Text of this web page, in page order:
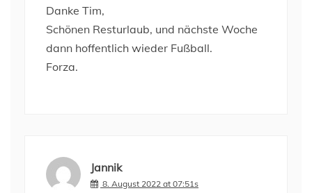
Danke Tim,
Schönen Resturlaub, und nächste Woche
dann hoffentlich wieder Fußball.
Forza.
Jannik
8. August 2022 at 07:51s